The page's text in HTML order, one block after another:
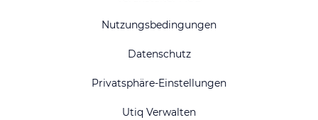
Nutzungsbedingungen
Datenschutz
Privatsphäre-Einstellungen
Utiq Verwalten